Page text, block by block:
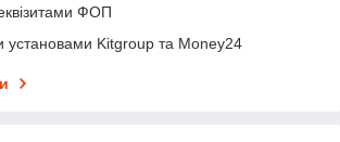
ФОП
установами Kitgroup та Money24